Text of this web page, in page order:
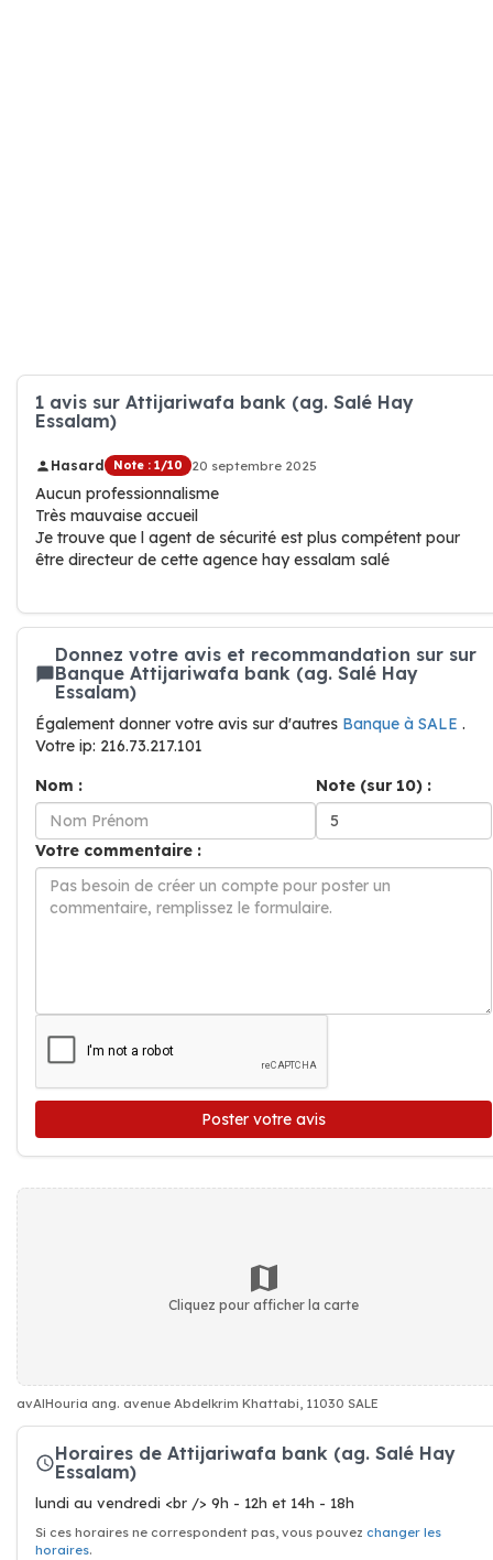
1 avis sur Attijariwafa bank (ag. Salé Hay
Essalam)
Hasard Note : 1/10 20 septembre 2025
Aucun professionnalisme
Très mauvaise accueil
Je trouve que l agent de sécurité est plus compétent pour
être directeur de cette agence hay essalam salé
Donnez votre avis et recommandation sur sur
Banque Attijariwafa bank (ag. Salé Hay
Essalam)
Également donner votre avis sur d'autres Banque à SALE .
Votre ip: 216.73.217.101
Nom :
Note (sur 10) :
Votre commentaire :
Poster votre avis
Cliquez pour afficher la carte
avAlHouria ang. avenue Abdelkrim Khattabi, 11030 SALE
Horaires de Attijariwafa bank (ag. Salé Hay
Essalam)
lundi au vendredi <br /> 9h - 12h et 14h - 18h
Si ces horaires ne correspondent pas, vous pouvez changer les
horaires.